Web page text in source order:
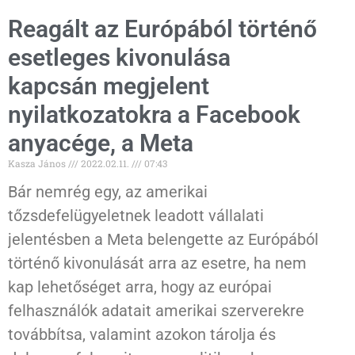
Reagált az Európából történő
esetleges kivonulása
kapcsán megjelent
nyilatkozatokra a Facebook
anyacége, a Meta
Kasza János 2022.02.11. 07:43
Bár nemrég egy, az amerikai
tőzsdefelügyeletnek leadott vállalati
jelentésben a Meta belengette az Európából
történő kivonulását arra az esetre, ha nem
kap lehetőséget arra, hogy az európai
felhasználók adatait amerikai szerverekre
továbbítsa, valamint azokon tárolja és